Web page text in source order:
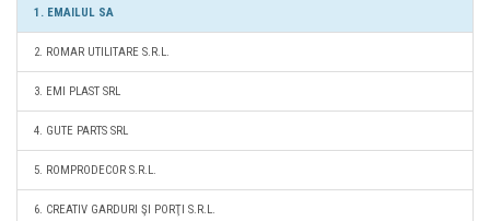
1. EMAILUL SA
2. ROMAR UTILITARE S.R.L.
3. EMI PLAST SRL
4. GUTE PARTS SRL
5. ROMPRODECOR S.R.L.
6. CREATIV GARDURI ŞI PORŢI S.R.L.